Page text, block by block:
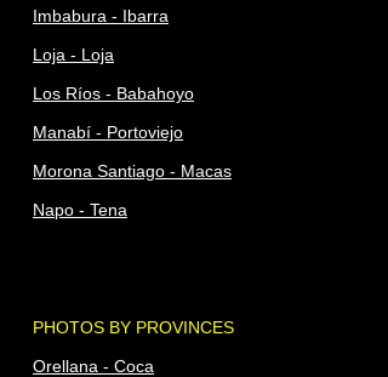
Imbabura - Ibarra
Loja - Loja
Los Ríos - Babahoyo
Manabí - Portoviejo
Morona Santiago - Macas
Napo - Tena
PHOTOS BY PROVINCES
Orellana - Coca